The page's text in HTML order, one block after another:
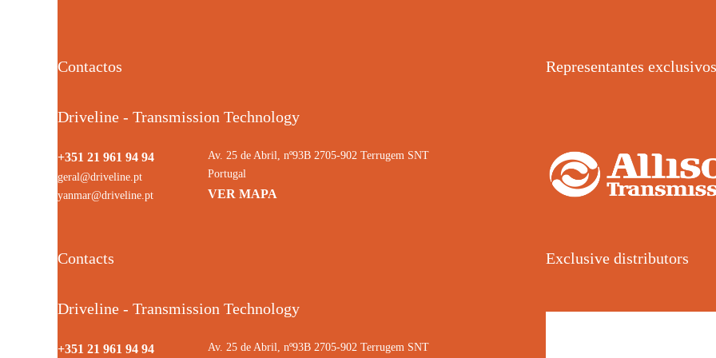
Contactos
Driveline - Transmission Technology
+351 21 961 94 94
geral@driveline.pt
yanmar@driveline.pt
Av. 25 de Abril, nº93B 2705-902 Terrugem SNT
Portugal
VER MAPA
Representantes exclusivos
Contacts
Driveline - Transmission Technology
+351 21 961 94 94 Av. 25 de Abril, nº93B 2705-902 Terrugem SNT
Exclusive distributors